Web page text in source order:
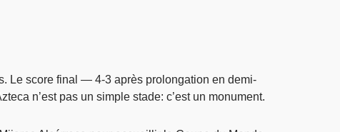
Le score final — 4-3 après prolongation en demi-
n’est pas un simple stade: c’est un monument.